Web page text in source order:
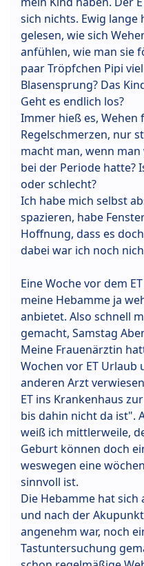
sich nichts. Ewig
gelesen, wie sich
anfühlen, wie man sie
paar Tröpfchen Pipi
Blasensprung? Das
Geht es endlich los?
Immer hieß es, Wehen
Regelschmerzen, nur
macht man, wenn
bei der Periode hatte?
oder schlecht?
Ich habe mich selbst
spazieren, habe
Hoffnung, dass es
dabei war ich noch
Eine Woche vor dem
meine Hebamme ja
anbietet. Also schnell
gemacht, Samstag
Meine Frauenärztin
Wochen vor ET Urlaub
anderen Arzt
ET ins Krankenhaus
bis dahin nicht da ist".
weiß ich mittlerweile,
Geburt können doch
weswegen eine
sinnvoll ist.
Die Hebamme hat
und nach der
angenehm war, noch
Tastuntersuchung